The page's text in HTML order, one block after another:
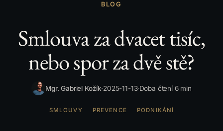
BLOG
Smlouva za dvacet tisíc,
nebo spor za dvě stě?
Mgr. Gabriel Kožík 2025-11-13Doba čtení 6 min
SMLOUVY PREVENCE PODNIKÁNÍ